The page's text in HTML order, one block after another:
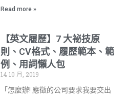
Read more »
【英文履歷】7 大祕技原
則、CV格式、履歷範本、範
例、用詞懶人包
14 10 月, 2019
「怎麼辦! 應徵的公司要求我要交出